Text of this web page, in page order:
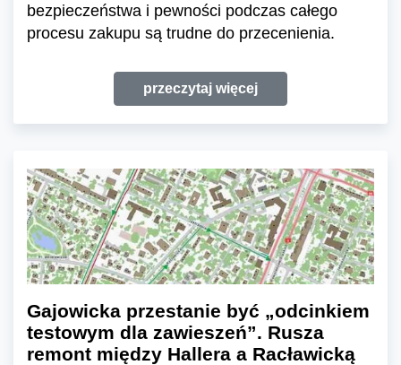
bezpieczeństwa i pewności podczas całego
procesu zakupu są trudne do przecenienia.
przeczytaj więcej
Gajowicka przestanie być „odcinkiem
testowym dla zawieszeń”. Rusza
remont między Hallera a Racławicką